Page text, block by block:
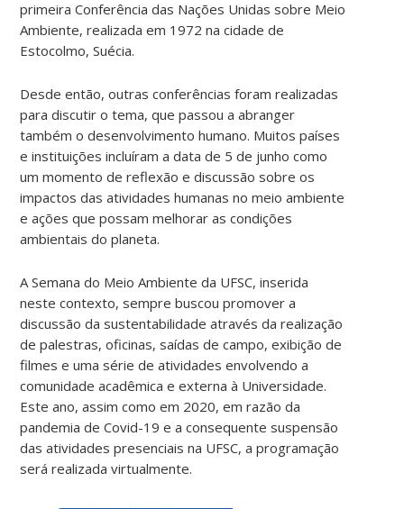
primeira Conferência das Nações Unidas sobre Meio
Ambiente, realizada em 1972 na cidade de
Estocolmo, Suécia.
Desde então, outras conferências foram realizadas
para discutir o tema, que passou a abranger
também o desenvolvimento humano. Muitos países
e instituições incluíram a data de 5 de junho como
um momento de reflexão e discussão sobre os
impactos das atividades humanas no meio ambiente
e ações que possam melhorar as condições
ambientais do planeta.
A Semana do Meio Ambiente da UFSC, inserida
neste contexto, sempre buscou promover a
discussão da sustentabilidade através da realização
de palestras, oficinas, saídas de campo, exibição de
filmes e uma série de atividades envolvendo a
comunidade acadêmica e externa à Universidade.
Este ano, assim como em 2020, em razão da
pandemia de Covid-19 e a consequente suspensão
das atividades presenciais na UFSC, a programação
será realizada virtualmente.